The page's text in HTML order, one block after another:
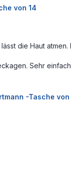
von 14
die Haut
Sehr
-Tasche von